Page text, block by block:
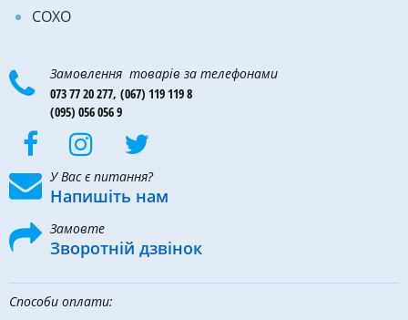
COXO
Замовлення товарів за телефонами
073 77 20 277, (067) 119 119 8
(095) 056 056 9
У Вас є питання?
Напишіть нам
Замовте
Зворотній дзвінок
Способи оплати: